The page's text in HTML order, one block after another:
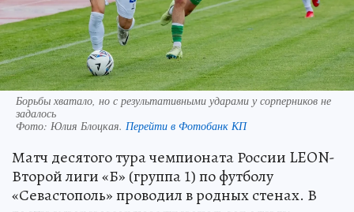
Борьбы хватало, но с результативными ударами у сорперников не
задалось
Фото: Юлия Блоцкая. Перейти в Фотобанк КП
Матч десятого тура чемпионата России LEON-
Второй лиги «Б» (группа 1) по футболу
«Севастополь» проводил в родных стенах. В